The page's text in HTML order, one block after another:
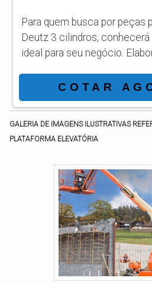
Para quem busca por peças
Deutz 3 cilindros, conhecerá
ideal para seu negócio.
organização do ramo e
da área de atuação. Quando a busca é por
peças para motor Deutz 3
melhor mão de obra da ASL
INFORMAÇÕES SOBRE
COTAR
GALERIA DE IMAGENS ILUSTRATIVAS
PLATAFORMA ELEVATÓRIA